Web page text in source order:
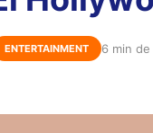
ENTERTAINMENT 6 min